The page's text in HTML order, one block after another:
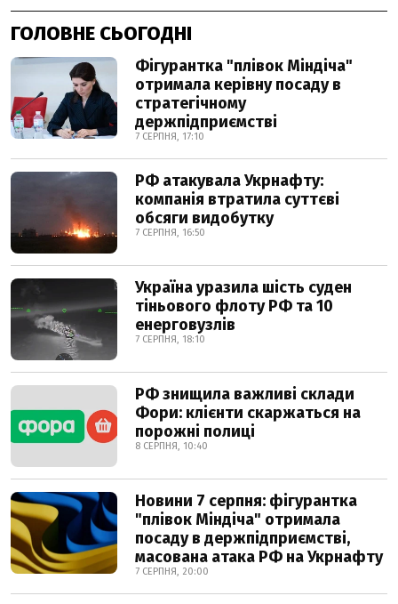
ГОЛОВНЕ СЬОГОДНІ
Фігурантка "плівок Міндіча"
отримала керівну посаду в
стратегічному
держпідприємстві
7 СЕРПНЯ, 17:10
РФ атакувала Укрнафту:
компанія втратила суттєві
обсяги видобутку
7 СЕРПНЯ, 16:50
Україна уразила шість суден
тіньового флоту РФ та 10
енерговузлів
7 СЕРПНЯ, 18:10
РФ знищила важливі склади
Фори: клієнти скаржаться на
порожні полиці
8 СЕРПНЯ, 10:40
Новини 7 серпня: фігурантка
"плівок Міндіча" отримала
посаду в держпідприємстві,
масована атака РФ на Укрнафту
7 СЕРПНЯ, 20:00